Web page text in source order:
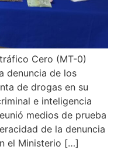
Cero (MT-0)
denuncia de los
de drogas en su
e inteligencia
medios de prueba
de la denuncia
el Ministerio […]